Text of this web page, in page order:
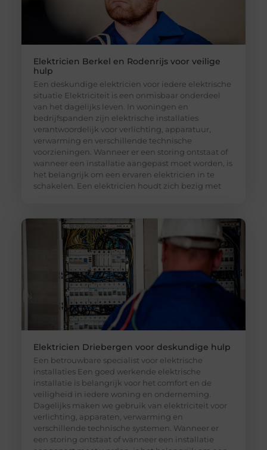
Elektricien Berkel en Rodenrijs voor veilige
hulp
Een deskundige elektricien voor iedere elektrische
situatie Elektriciteit is een onmisbaar onderdeel
van het dagelijks leven. In woningen en
bedrijfspanden zijn elektrische installaties
verantwoordelijk voor verlichting, apparatuur,
verwarming en verschillende technische
voorzieningen. Wanneer er een storing ontstaat of
wanneer een installatie aangepast moet worden, is
het belangrijk om een ervaren elektricien in te
schakelen. Een elektricien houdt zich bezig met
Elektricien Driebergen voor deskundige hulp
Een betrouwbare specialist voor elektrische
installaties Een goed werkende elektrische
installatie is belangrijk voor het comfort en de
veiligheid in iedere woning en onderneming.
Dagelijks maken we gebruik van elektriciteit voor
verlichting, apparaten, verwarming en
verschillende technische systemen. Wanneer er
een storing ontstaat of wanneer een installatie